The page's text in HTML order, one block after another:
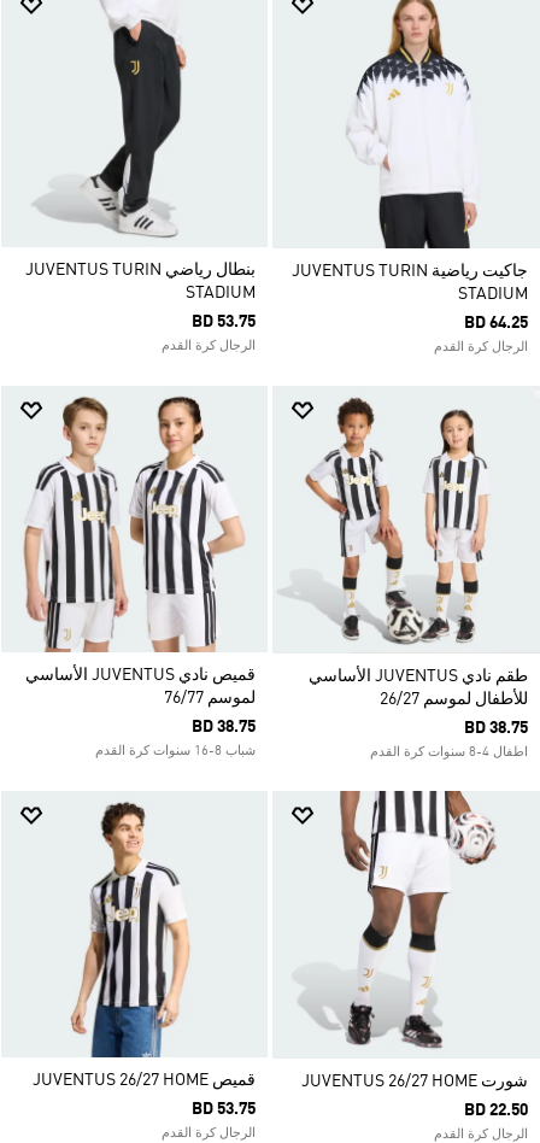
جاكيت رياضية JUVENTUS TURIN
STADIUM
BD 64.25
الرجال كرة القدم
بنطال رياضي JUVENTUS TURIN
STADIUM
BD 53.75
الرجال كرة القدم
طقم نادي JUVENTUS الأساسي
للأطفال لموسم 26/27
BD 38.75
اطفال 4-8 سنوات كرة القدم
قميص نادي JUVENTUS الأساسي
لموسم 76/77
BD 38.75
شباب 8-16 سنوات كرة القدم
شورت JUVENTUS 26/27 HOME
BD 22.50
الرجال كرة القدم
قميص JUVENTUS 26/27 HOME
BD 53.75
الرجال كرة القدم